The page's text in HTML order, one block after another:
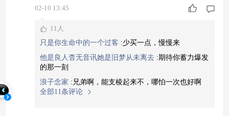
虽然震荡，但相关领域的产业逻辑很清晰。这个指
走，大方向肯定不会错，它的涨幅已经充分说明了
实力。对于不太了解具体公司的我来说，投资于整
个指数，相当于打包了一篮子公司，能更好地分享
02-10 13:45
11人
只是你生命中的一个过客 :少买一点，慢慢来
他是良人杳无音讯她是旧梦从未离去 :期待你蓄力爆发
的那一刻
浪子念家 : 兄弟啊，能支棱起来不，哪怕一次也好啊
全部11条评论